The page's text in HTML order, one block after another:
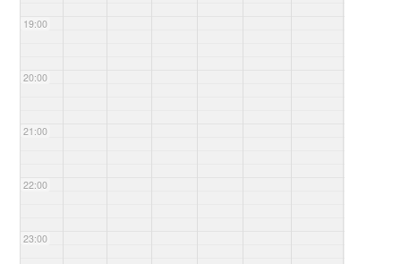
19:00
20:00
21:00
22:00
23:00